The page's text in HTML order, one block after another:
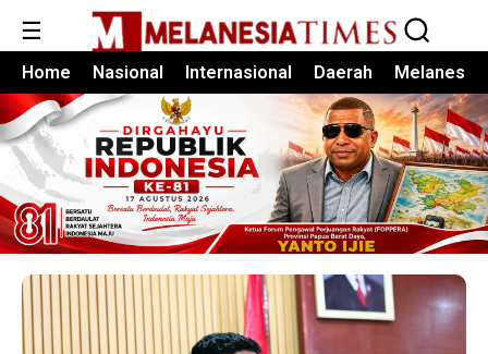
☰
Home Nasional Internasional Daerah Melanesia